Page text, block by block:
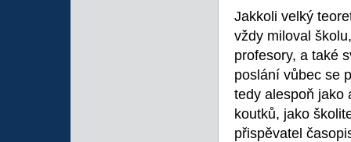
Jakkoli velký
vždy miloval
profesory, a také
poslání vůbec se
tedy alespoň jako
koutků, jako
přispěvatel